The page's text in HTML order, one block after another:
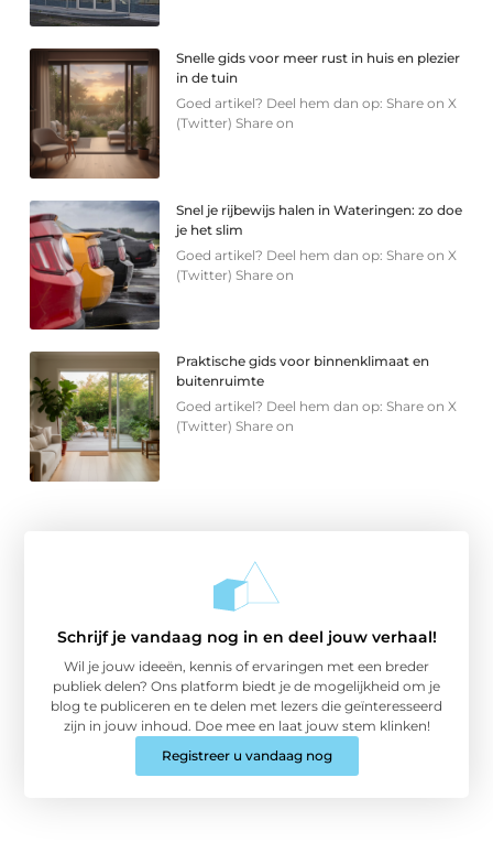
Snelle gids voor meer rust in huis en plezier
in de tuin
Goed artikel? Deel hem dan op: Share on X
(Twitter) Share on
Snel je rijbewijs halen in Wateringen: zo doe
je het slim
Goed artikel? Deel hem dan op: Share on X
(Twitter) Share on
Praktische gids voor binnenklimaat en
buitenruimte
Goed artikel? Deel hem dan op: Share on X
(Twitter) Share on
Schrijf je vandaag nog in en deel jouw verhaal!
Wil je jouw ideeën, kennis of ervaringen met een breder
publiek delen? Ons platform biedt je de mogelijkheid om je
blog te publiceren en te delen met lezers die geïnteresseerd
zijn in jouw inhoud. Doe mee en laat jouw stem klinken!
Registreer u vandaag nog